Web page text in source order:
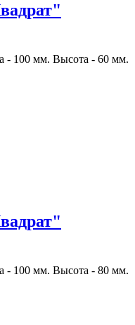
- 100 мм. Высота - 60 мм.
- 100 мм. Высота - 80 мм.